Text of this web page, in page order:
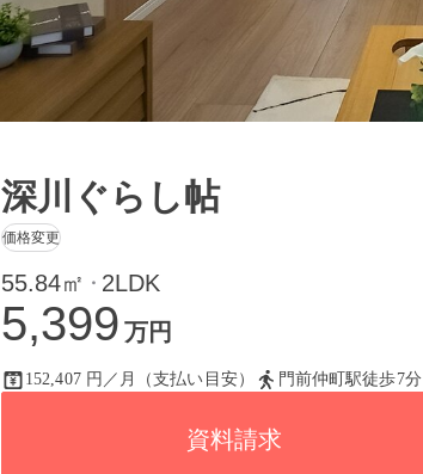
深川ぐらし帖
価格変更
55.84㎡ ・ 2LDK
5,399 万円
152,407 円／月（支払い目安） 門前仲町駅徒歩7分
資料請求